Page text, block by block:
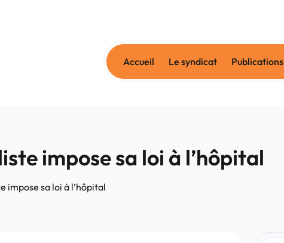
Accueil Le syndicat Publications
impose sa loi à l’hôpital
impose sa loi à l’hôpital